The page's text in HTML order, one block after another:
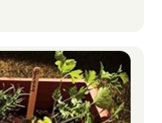
หยุดฤดูร้อนก่อน
การได้ว่าสามี
ผนปลูกและเก็บ
ายปีที่ผ่านมา สิ่ง